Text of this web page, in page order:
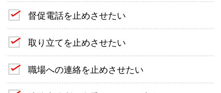
督促電話を止めさせたい
取り立てを止めさせたい
職場への連絡を止めさせたい